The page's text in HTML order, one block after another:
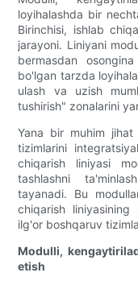
loyihalashda bir
Birinchisi, ishlab
jarayoni. Liniyani
bermasdan
bo'lgan tarzda
ulash va uzish
tushirish" zonalarini
Yana bir muhim
tizimlarini
chiqarish liniyasi
tashlashni
tayanadi. Bu
chiqarish liniyasining
ilg'or boshqaruv
Modulli,
etish